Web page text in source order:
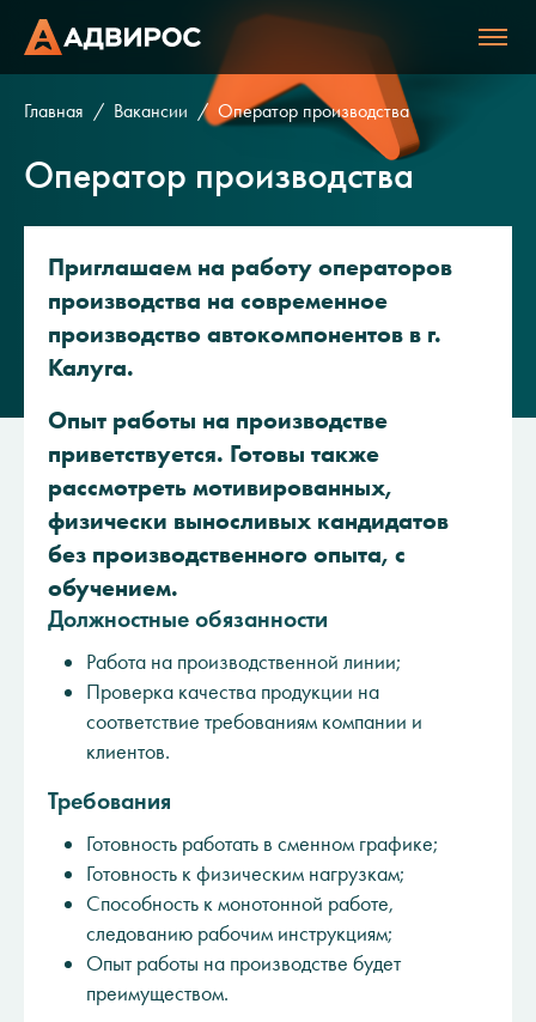
Главная Вакансии Оператор производства
Оператор производства
Приглашаем на работу операторов
производства на современное
производство автокомпонентов в г.
Калуга.
Опыт работы на производстве
приветствуется. Готовы также
рассмотреть мотивированных,
физически выносливых кандидатов
без производственного опыта, с
обучением.
Должностные обязанности
Работа на производственной линии;
Проверка качества продукции на
соответствие требованиям компании и
клиентов.
Требования
Готовность работать в сменном графике;
Готовность к физическим нагрузкам;
Способность к монотонной работе,
следованию рабочим инструкциям;
Опыт работы на производстве будет
преимуществом.